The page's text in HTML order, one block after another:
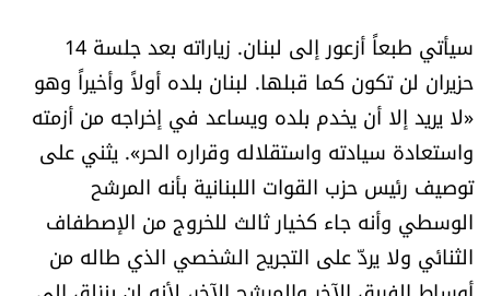
سيأتي طبعاً أزعور إلى لبنان. زياراته بعد جلسة 14
حزيران لن تكون كما قبلها. لبنان بلده أولاً وأخيراً وهو
«لا يريد إلا أن يخدم بلده ويساعد في إخراجه من أزمته
واستعادة سيادته واستقلاله وقراره الحر». يثني على
توصيف رئيس حزب القوات اللبنانية بأنه المرشح
الوسطي وأنه جاء كخيار ثالث للخروج من الإصطفاف
الثنائي ولا يردّ على التجريح الشخصي الذي طاله من